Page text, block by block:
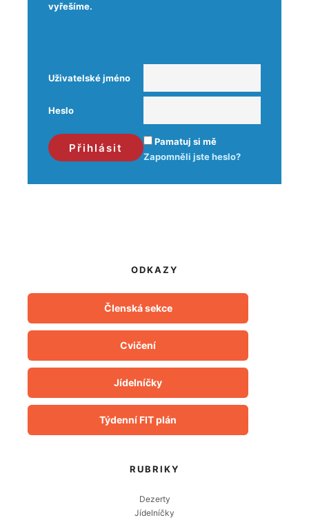
vyřešíme.
Uživatelské jméno
Heslo
Pamatuj si mě
Zapomněli jste heslo?
ODKAZY
Členská sekce
Cvičení
Jídelníčky
Týdenní FIT plán
RUBRIKY
Dezerty
Jídelníčky